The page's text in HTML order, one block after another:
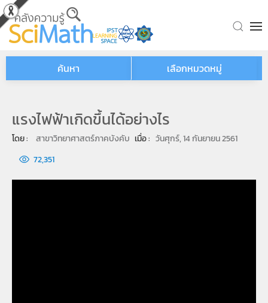
Skip to main content
ค้นหา เลือกหมวดหมู่
แรงไฟฟ้าเกิดขึ้นได้อย่างไร
โดย : สาขาวิทยาศาสตร์ภาคบังคับ เมื่อ : วันศุกร์, 14 กันยายน 2561
72,351